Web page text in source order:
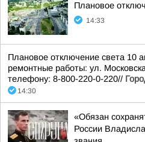
Плановое
14:33
Плановое отключение света 10
ремонтные работы: ул.
телефону: 8-800-220-0-220//
14:30
«Обязан
России